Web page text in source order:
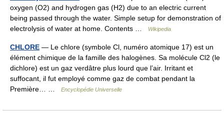
oxygen (O2) and hydrogen gas (H2) due to an electric current
being passed through the water. Simple setup for demonstration of
electrolysis of water at home. Contents …
Wikipedia
CHLORE — Le chlore (symbole Cl, numéro atomique 17) est un
élément chimique de la famille des halogènes. Sa molécule Cl2 (le
dichlore) est un gaz verdâtre plus lourd que l’air. Irritant et
suffocant, il fut employé comme gaz de combat pendant la
Première… …
Encyclopédie Universelle